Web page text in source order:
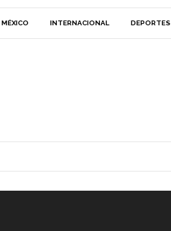
MÉXICO INTERNACIONAL DEPORTES